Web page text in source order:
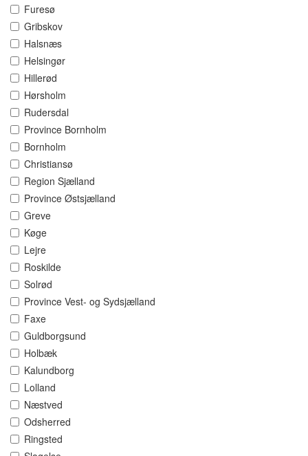
Furesø
Gribskov
Halsnæs
Helsingør
Hillerød
Hørsholm
Rudersdal
Province Bornholm
Bornholm
Christiansø
Region Sjælland
Province Østsjælland
Greve
Køge
Lejre
Roskilde
Solrød
Province Vest- og Sydsjælland
Faxe
Guldborgsund
Holbæk
Kalundborg
Lolland
Næstved
Odsherred
Ringsted